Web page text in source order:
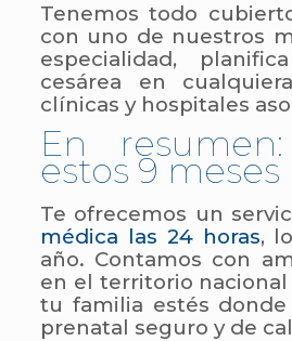
Tenemos todo
con uno de nuestros
especialidad,
cesárea en
clínicas y hospitales
En
estos 9 meses
Te ofrecemos un
médica las 24 horas,
año. Contamos con
en el territorio
tu familia estés donde
prenatal seguro y de